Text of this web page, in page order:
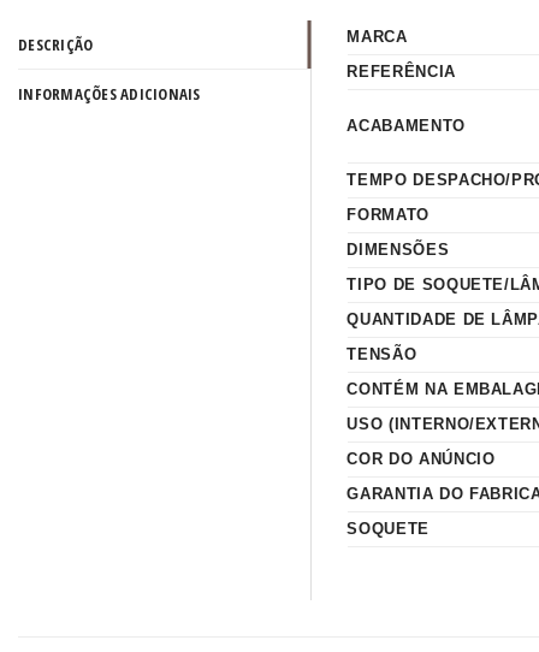
DESCRIÇÃO
INFORMAÇÕES ADICIONAIS
MARCA
REFERÊNCIA
ACABAMENTO
TEMPO DESPACHO/
FORMATO
DIMENSÕES
TIPO DE SOQUETE/
QUANTIDADE DE
TENSÃO
CONTÉM NA
USO (INTERNO/
COR DO ANÚNCIO
GARANTIA DO
SOQUETE